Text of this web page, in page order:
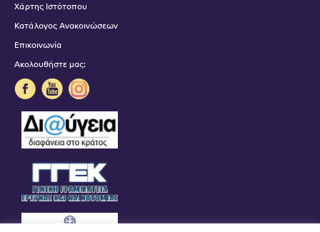
Χάρτης Ιστότοπου
Κατάλογος Ανακοινώσεων
Επικοινωνία
Ακολουθήστε μας: